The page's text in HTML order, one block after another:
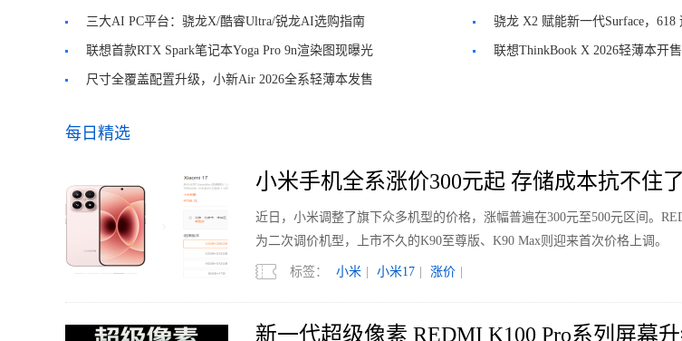
BW2026三大AI PC平台：骁龙X/酷睿Ultra/锐龙AI选购指南 骁龙 X2 赋能新一代Surface，
新良机
联想首款RTX Spark笔记本Yoga Pro 9n渲染图现曝光 联想ThinkBook X 2026轻薄本开
尺寸全覆盖配置升级，小新Air 2026全系轻薄本发售
每日精选
小米手机全系涨价300元起 存储成本抗不住了
近日，小米调整了旗下众多机型的价格，涨幅普遍在300元至500元区间。
为二次调价机型，上市不久的K90至尊版、K90 Max则迎来首次价格上调。
标签： 小米 小米17 涨价
新一代超级像素 REDMI K100 Pro系列屏幕